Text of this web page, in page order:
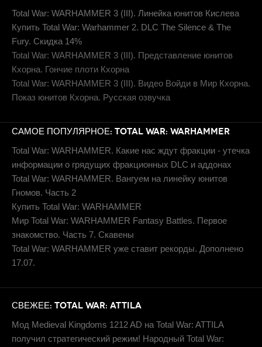
Total War: WARHAMMER 3 (III). Линейка юнитов Кислева
Купить Total War: Warhammer 2. DLC The Silence & The
Fury. Скидка 14%
Total War: WARHAMMER 3 (III). Представление юнитов
Кхорна. Гончие плоти Кхорна
Total War: WARHAMMER 3 (III). Видео Войди в Мир Кхорна.
Показ юнитов Кхорна. Русская озвучка
САМОЕ ПОПУЛЯРНОЕ: TOTAL WAR: WARHAMMER
Total War: WARHAMMER. Какие нас ждут фракции - утечка
информации о грядущих фракционных DLC и аддонах
Total War: WARHAMMER. Вангуем на линейку юнитов
Гномов. Часть 2
Купить Total War: WARHAMMER
Мир Total War: WARHAMMER Fantasy Battles. Первое
знакомство. Часть 7. Скавены
Total War: WARHAMMER уже ставит рекорды. Дополнено
17.07.
СВЕЖЕЕ: TOTAL WAR: ATTILA
Мод Medieval Kingdoms 1212 AD на Total War: ATTILA
получил стратегический режим! Народный Total War: